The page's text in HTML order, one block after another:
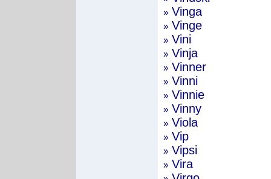
» Vinga
» Vinge
» Vini
» Vinja
» Vinner
» Vinni
» Vinnie
» Vinny
» Viola
» Vip
» Vipsi
» Vira